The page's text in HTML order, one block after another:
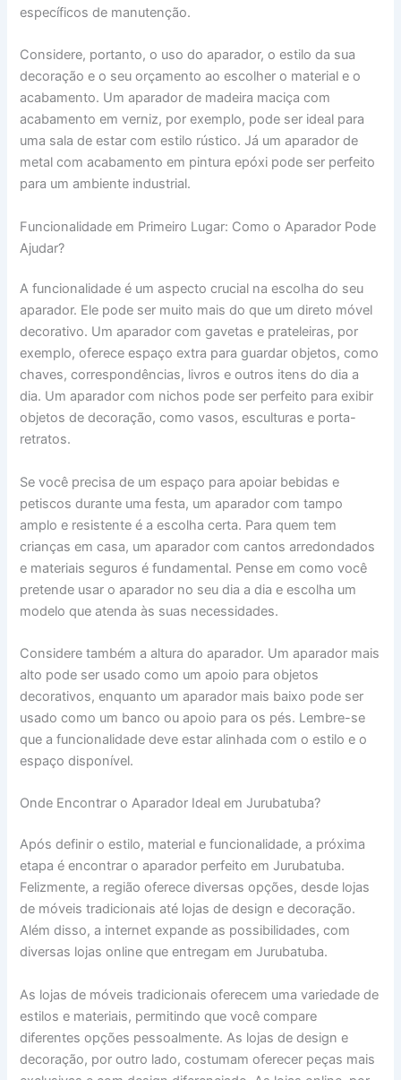
específicos de manutenção.
Considere, portanto, o uso do aparador, o estilo da sua
decoração e o seu orçamento ao escolher o material e o
acabamento. Um aparador de madeira maciça com
acabamento em verniz, por exemplo, pode ser ideal para
uma sala de estar com estilo rústico. Já um aparador de
metal com acabamento em pintura epóxi pode ser perfeito
para um ambiente industrial.
Funcionalidade em Primeiro Lugar: Como o Aparador Pode
Ajudar?
A funcionalidade é um aspecto crucial na escolha do seu
aparador. Ele pode ser muito mais do que um direto móvel
decorativo. Um aparador com gavetas e prateleiras, por
exemplo, oferece espaço extra para guardar objetos, como
chaves, correspondências, livros e outros itens do dia a
dia. Um aparador com nichos pode ser perfeito para exibir
objetos de decoração, como vasos, esculturas e porta-
retratos.
Se você precisa de um espaço para apoiar bebidas e
petiscos durante uma festa, um aparador com tampo
amplo e resistente é a escolha certa. Para quem tem
crianças em casa, um aparador com cantos arredondados
e materiais seguros é fundamental. Pense em como você
pretende usar o aparador no seu dia a dia e escolha um
modelo que atenda às suas necessidades.
Considere também a altura do aparador. Um aparador mais
alto pode ser usado como um apoio para objetos
decorativos, enquanto um aparador mais baixo pode ser
usado como um banco ou apoio para os pés. Lembre-se
que a funcionalidade deve estar alinhada com o estilo e o
espaço disponível.
Onde Encontrar o Aparador Ideal em Jurubatuba?
Após definir o estilo, material e funcionalidade, a próxima
etapa é encontrar o aparador perfeito em Jurubatuba.
Felizmente, a região oferece diversas opções, desde lojas
de móveis tradicionais até lojas de design e decoração.
Além disso, a internet expande as possibilidades, com
diversas lojas online que entregam em Jurubatuba.
As lojas de móveis tradicionais oferecem uma variedade de
estilos e materiais, permitindo que você compare
diferentes opções pessoalmente. As lojas de design e
decoração, por outro lado, costumam oferecer peças mais